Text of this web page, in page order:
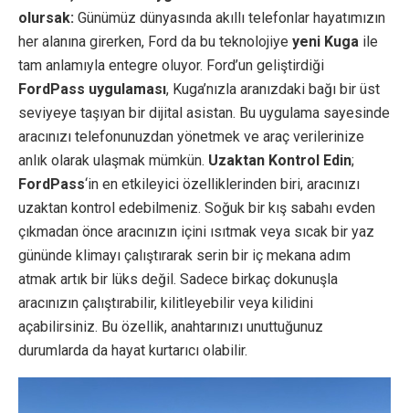
olursak: Günümüz dünyasında akıllı telefonlar hayatımızın
her alanına girerken, Ford da bu teknolojiye yeni Kuga ile
tam anlamıyla entegre oluyor. Ford’un geliştirdiği
FordPass uygulaması, Kuga’nızla aranızdaki bağı bir üst
seviyeye taşıyan bir dijital asistan. Bu uygulama sayesinde
aracınızı telefonunuzdan yönetmek ve araç verilerinize
anlık olarak ulaşmak mümkün. Uzaktan Kontrol Edin;
FordPass‘in en etkileyici özelliklerinden biri, aracınızı
uzaktan kontrol edebilmeniz. Soğuk bir kış sabahı evden
çıkmadan önce aracınızın içini ısıtmak veya sıcak bir yaz
gününde klimayı çalıştırarak serin bir iç mekana adım
atmak artık bir lüks değil. Sadece birkaç dokunuşla
aracınızın çalıştırabilir, kilitleyebilir veya kilidini
açabilirsiniz. Bu özellik, anahtarınızı unuttuğunuz
durumlarda da hayat kurtarıcı olabilir.